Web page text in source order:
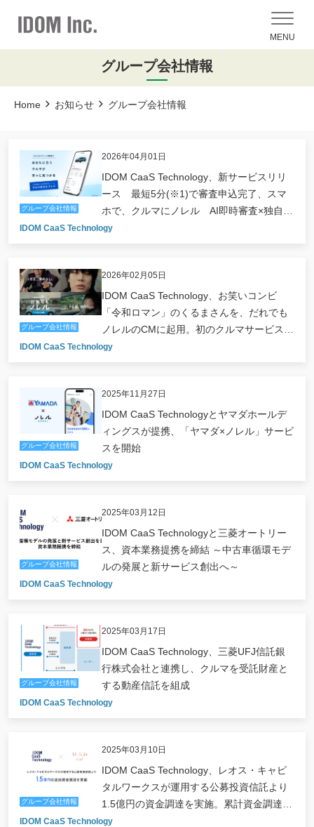
MENU
グループ会社情報
Home お知らせ グループ会社情報
2026年04月01日
グループ会社情報
IDOM CaaS Technology、新サービスリリ
ース 最短5分(※1)で審査申込完了、スマ
ホで、クルマにノレル AI即時審査×独自審
査基準のノレル『クルマのセルフレジ』
IDOM CaaS Technology
2026年02月05日
グループ会社情報
IDOM CaaS Technology、お笑いコンビ
「令和ロマン」のくるまさんを、だれでも
ノレルのCMに起用。初のクルマサービス大
型タイアップで、等身大の挑戦を描く新CM
IDOM CaaS Technology
2025年11月27日
グループ会社情報
IDOM CaaS Technologyとヤマダホールデ
ィングスが提携、「ヤマダ×ノレル」サービ
スを開始
IDOM CaaS Technology
2025年03月12日
グループ会社情報
IDOM CaaS Technologyと三菱オートリー
ス、資本業務提携を締結 ～中古車循環モデ
ルの発展と新サービス創出へ～
IDOM CaaS Technology
2025年03月17日
グループ会社情報
IDOM CaaS Technology、三菱UFJ信託銀
行株式会社と連携し、クルマを受託財産と
する動産信託を組成
IDOM CaaS Technology
2025年03月10日
グループ会社情報
IDOM CaaS Technology、レオス・キャピ
タルワークスが運用する公募投資信託より
1.5億円の資金調達を実施。累計資金調達額
は30億円を突破。
IDOM CaaS Technology